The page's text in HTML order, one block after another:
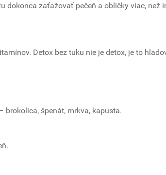
dokonca zaťažovať pečeň a obličky viac, než
Detox bez tuku nie je detox, je to
špenát, mrkva, kapusta.